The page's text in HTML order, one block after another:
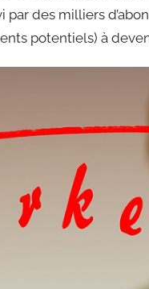
des milliers
potentiels) à